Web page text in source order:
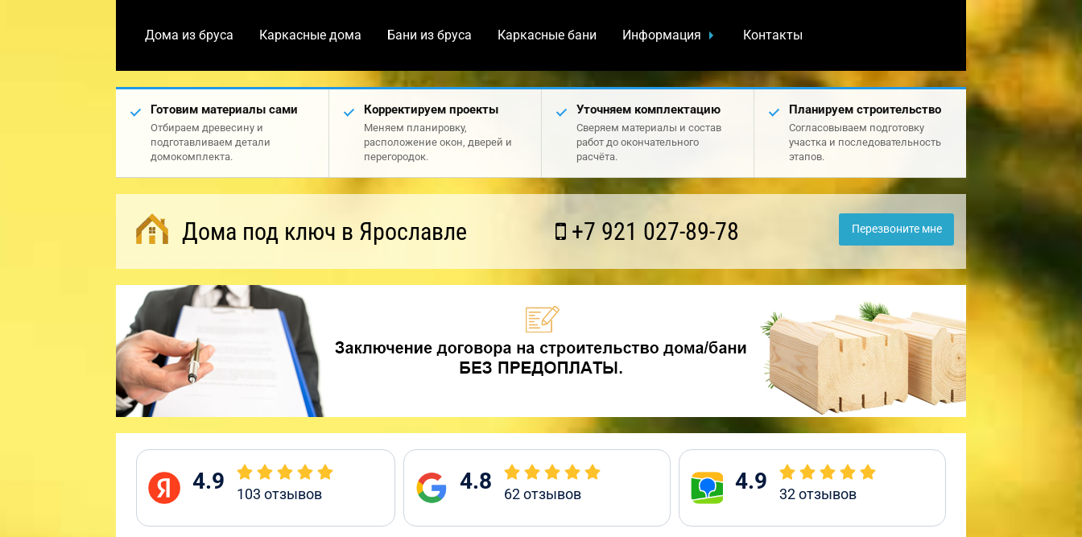
Дома из бруса Каркасные дома Бани из бруса Каркасные бани Информация Контакты
Готовим материалы сами
Отбираем древесину и
подготавливаем детали
домокомплекта.
Корректируем проекты
Меняем планировку,
расположение окон, дверей и
перегородок.
Уточняем комплектацию
Сверяем материалы и состав
работ до окончательного
расчёта.
Планируем строительство
Согласовываем подготовку
участка и последовательность
этапов.
Дома под ключ в Ярославле +7 921 027-89-78 Перезвоните мне
4.9 103 отзывов 4.8 62отзывов 4.9 32отзывов